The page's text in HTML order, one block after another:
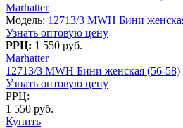
Marhatter
Модель: 12713/3 MWH Бини
Узнать оптовую цену
РРЦ: 1 550 руб.
Marhatter
12713/3 MWH Бини женская (56-58)
Узнать оптовую цену
РРЦ:
1 550 руб.
Купить